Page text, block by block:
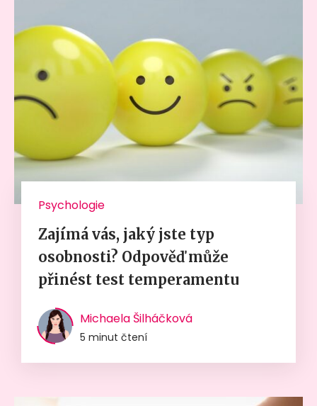
Psychologie
Zajímá vás, jaký jste typ
osobnosti? Odpověď může
přinést test temperamentu
Michaela Šilháčková
5 minut čtení